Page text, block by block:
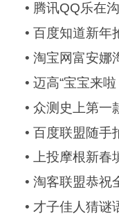
• 腾讯QQ乐在沟
• 百度知道新年抢
• 淘宝网富安娜
• 迈高“宝宝来
• 众测史上第一
• 百度联盟随手
• 上投摩根新春
• 淘客联盟恭祝
• 才子佳人猜谜